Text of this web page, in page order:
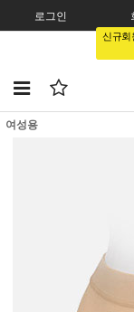
로그인
신규회
여성용